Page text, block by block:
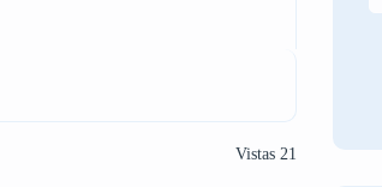
Vistas 21